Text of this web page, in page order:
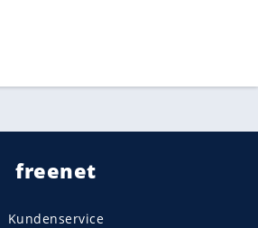
freenet
Kundenservice